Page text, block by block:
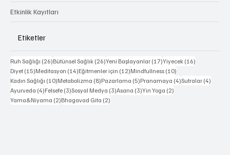
Etkinlik Kayıtları
Etiketler
Ruh Sağlığı (26)26 yazı
Bütünsel Sağlık (26)26 yazı
Yeni Başlayanlar (17)17 yazı
Yiyecek (16)
Diyet (15)15 yazı
Meditasyon (14)14 yazı
Eğitmenler için (12)12 yazı
Mindfullness (10)
Kadın Sağlığı (10)10 yazı
Metabolizma (8)8 yazı
Pazarlama (5)5 yazı
Pranamaya (4)4 yazı
Sutralar (4)
Ayurveda (4)4 yazı
Felsefe (3)3 yazı
Sosyal Medya (3)3 yazı
Asana (3)3 yazı
Yin Yoga (2)
Yama&Niyama (2)2 yazı
Bhagavad Gita (2)